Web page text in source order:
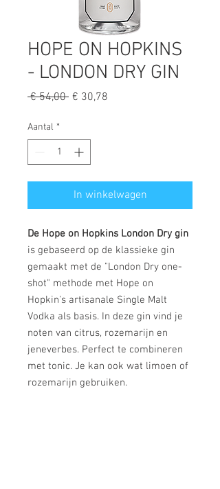
HOPE ON HOPKINS
- LONDON DRY GIN
€ 54,00 Normale
€ 30,78
Aantal *
In winkelwagen
De Hope on Hopkins London Dry gin
is gebaseerd op de klassieke gin
gemaakt met de "London Dry one-
shot" methode met Hope on
Hopkin's artisanale Single Malt
Vodka als basis. In deze gin vind je
noten van citrus, rozemarijn en
jeneverbes. Perfect te combineren
met tonic. Je kan ook wat limoen of
rozemarijn gebruiken.